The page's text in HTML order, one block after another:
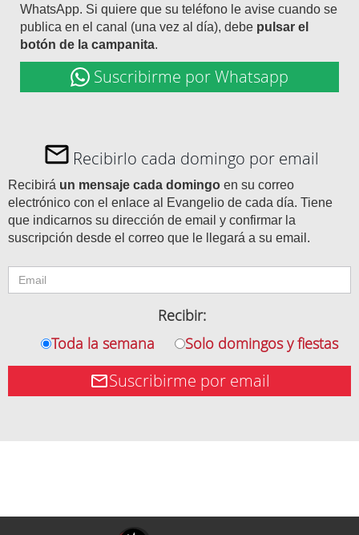
WhatsApp. Si quiere que su teléfono le avise cuando se
publica en el canal (una vez al día), debe pulsar el
botón de la campanita.
Suscribirme por Whatsapp
Recibirlo cada domingo por email
Recibirá un mensaje cada domingo en su correo
electrónico con el enlace al Evangelio de cada día. Tiene
que indicarnos su dirección de email y confirmar la
suscripción desde el correo que le llegará a su email.
Recibir:
Toda la semana
Solo domingos y fiestas
Suscribirme por email